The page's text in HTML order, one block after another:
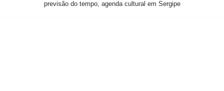
previsão do tempo, agenda cultural em Sergipe